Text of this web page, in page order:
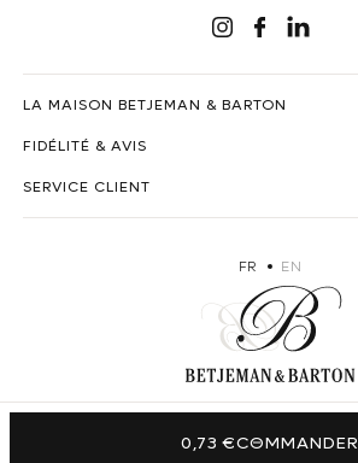
Instagram
Facebook
Linkedin
LA MAISON BETJEMAN & BARTON
FIDÉLITÉ & AVIS
SERVICE CLIENT
FR EN
0,73 €COMMANDER